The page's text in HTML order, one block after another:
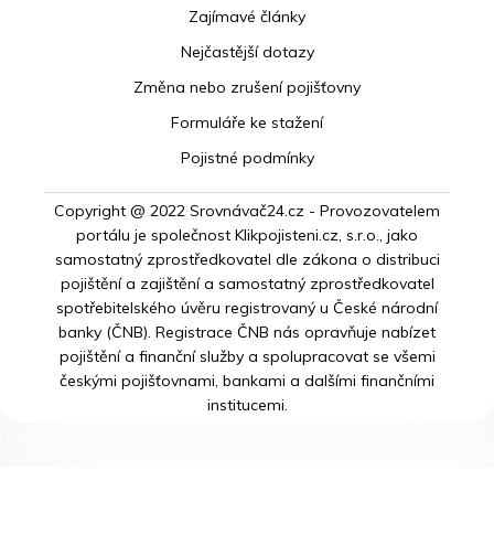
Zajímavé články
Nejčastější dotazy
Změna nebo zrušení pojišťovny
Formuláře ke stažení
Pojistné podmínky
Copyright @ 2022 Srovnávač24.cz - Provozovatelem
portálu je společnost Klikpojisteni.cz, s.r.o., jako
samostatný zprostředkovatel dle zákona o distribuci
pojištění a zajištění a samostatný zprostředkovatel
spotřebitelského úvěru registrovaný u České národní
banky (ČNB). Registrace ČNB nás opravňuje nabízet
pojištění a finanční služby a spolupracovat se všemi
českými pojišťovnami, bankami a dalšími finančními
institucemi.